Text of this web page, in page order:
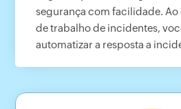
segurança com facilidade.
de trabalho de incidentes,
automatizar a resposta a